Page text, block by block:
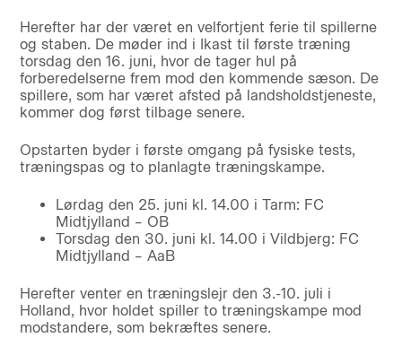
Herefter har der været en velfortjent ferie til spillerne
og staben. De møder ind i Ikast til første træning
torsdag den 16. juni, hvor de tager hul på
forberedelserne frem mod den kommende sæson. De
spillere, som har været afsted på landsholdstjeneste,
kommer dog først tilbage senere.
Opstarten byder i første omgang på fysiske tests,
træningspas og to planlagte træningskampe.
Lørdag den 25. juni kl. 14.00 i Tarm: FC
Midtjylland – OB
Torsdag den 30. juni kl. 14.00 i Vildbjerg: FC
Midtjylland – AaB
Herefter venter en træningslejr den 3.-10. juli i
Holland, hvor holdet spiller to træningskampe mod
modstandere, som bekræftes senere.